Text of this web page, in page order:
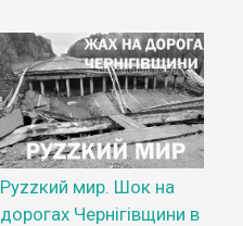
Руzzкий мир. Шок на
дорогах Чернігівщини в